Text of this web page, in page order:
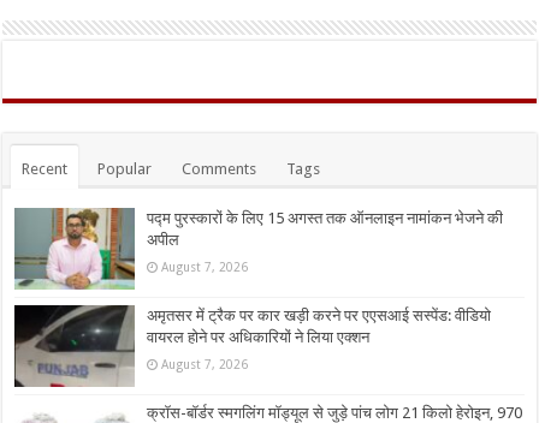
Recent Popular Comments Tags
पद्म पुरस्कारों के लिए 15 अगस्त तक ऑनलाइन नामांकन भेजने की
अपील
August 7, 2026
अमृतसर में ट्रैक पर कार खड़ी करने पर एएसआई सस्पेंड: वीडियो
वायरल होने पर अधिकारियों ने लिया एक्शन
August 7, 2026
क्रॉस-बॉर्डर स्मगलिंग मॉड्यूल से जुड़े पांच लोग 21 किलो हेरोइन, 970